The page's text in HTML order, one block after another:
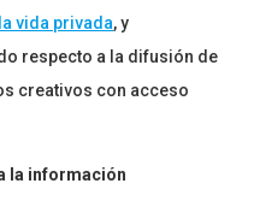
vida privada, y
respecto a la difusión de
creativos con acceso
la información